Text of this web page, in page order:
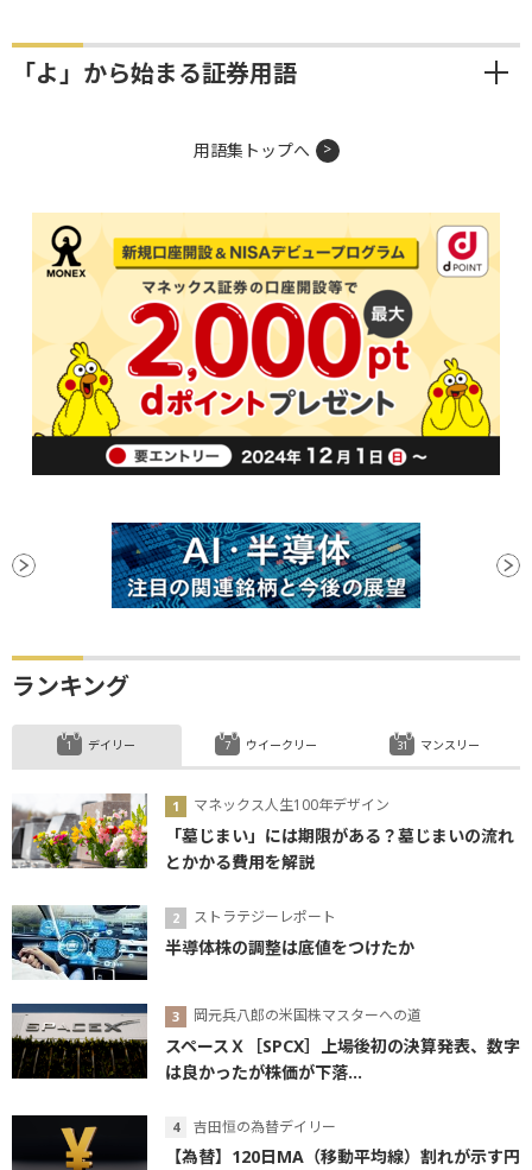
「よ」から始まる証券用語
用語集トップへ
ランキング
デイリー
マネックス人生100年デザイン
「墓じまい」には期限がある？墓じまいの流れ
とかかる費用を解説
ストラテジーレポート
半導体株の調整は底値をつけたか
岡元兵八郎の米国株マスターへの道
スペースＸ［SPCX］上場後初の決算発表、数字
は良かったが株価が下落...
吉田恒の為替デイリー
【為替】120日MA（移動平均線）割れが示す円
ウイークリー マンスリー